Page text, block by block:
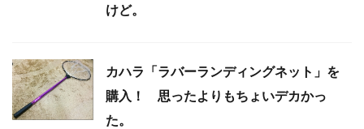
けど。
カハラ「ラバーランディングネット」を
購入！ 思ったよりもちょいデカかっ
た。